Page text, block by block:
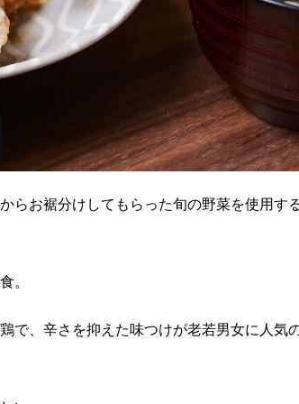
らお裾分けしてもらった旬の野菜を使用す
。
で、辛さを抑えた味つけが老若男女に人気